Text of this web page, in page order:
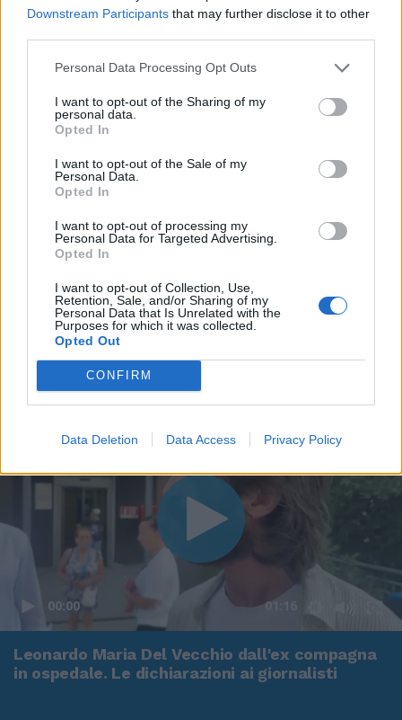
Downstream Participants that may further disclose it to other
Personal Data Processing Opt Outs
I want to opt-out of the Sharing of my
personal data.
Opted In
I want to opt-out of the Sale of my
Personal Data.
Opted In
I want to opt-out of processing my
Personal Data for Targeted Advertising.
Opted In
I want to opt-out of Collection, Use,
Retention, Sale, and/or Sharing of my
Personal Data that Is Unrelated with the
Purposes for which it was collected.
Opted Out
CONFIRM
Data Deletion Data Access Privacy Policy
00:00 01:16
Leonardo Maria Del Vecchio dall'ex compagna
in ospedale. Le dichiarazioni ai giornalisti